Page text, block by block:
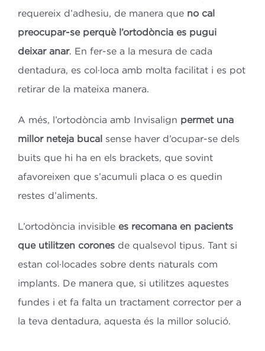
requereix d’adhesiu, de manera que no cal
preocupar-se perquè l’ortodòncia es pugui
deixar anar. En fer-se a la mesura de cada
dentadura, es col·loca amb molta facilitat i es pot
retirar de la mateixa manera.
A més, l’ortodòncia amb Invisalign permet una
millor neteja bucalsense haver d’ocupar-se dels
buits que hi ha en els brackets, que sovint
afavoreixen que s’acumuli placa o es quedin
restes d’aliments.
L’ortodòncia invisible es recomana en pacients
que utilitzen coronesde qualsevol tipus. Tant si
estan col·locades sobre dents naturals com
implants. De manera que, si utilitzes aquestes
fundes i et fa falta un tractament corrector per a
la teva dentadura, aquesta és la millor solució.